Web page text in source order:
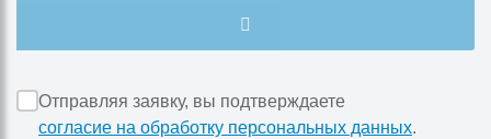
Отправляя заявку, вы подтверждаете
согласие на обработку персональных данных.